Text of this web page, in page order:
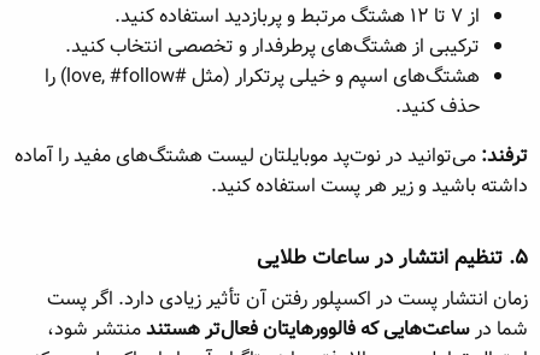
از ۷ تا ۱۲ هشتگ مرتبط و پربازدید استفاده کنید.
ترکیبی از هشتگ‌های پرطرفدار و تخصصی انتخاب کنید.
هشتگ‌های اسپم و خیلی پرتکرار (مثل #love, #follow) را
حذف کنید.
ترفند: می‌توانید در نوت‌پد موبایلتان لیست هشتگ‌های مفید را آماده
داشته باشید و زیر هر پست استفاده کنید.
۵. تنظیم انتشار در ساعات طلایی​
زمان انتشار پست در اکسپلور رفتن آن تأثیر زیادی دارد. اگر پست
شما درساعت‌هایی که فالوورهایتان فعال‌تر هستندمنتشر شود،